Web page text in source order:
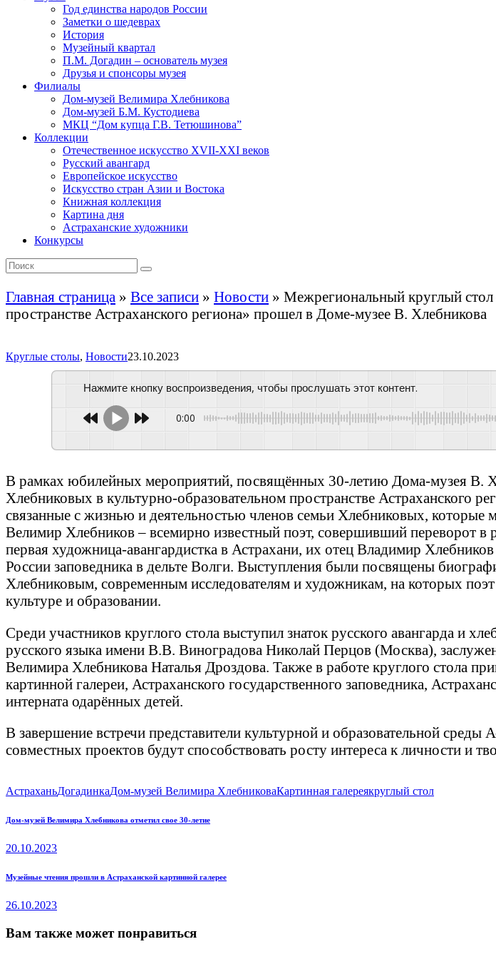
Год единства народов России
Заметки о шедеврах
История
Музейный квартал
П.М. Догадин – основатель музея
Друзья и спонсоры музея
Филиалы
Дом-музей Велимира Хлебникова
Дом-музей Б.М. Кустодиева
МКЦ “Дом купца Г.В. Тетюшинова”
Коллекции
Отечественное искусство XVII-XXI веков
Русский авангард
Европейское искусство
Искусство стран Азии и Востока
Книжная коллекция
Картина дня
Астраханские художники
Конкурсы
Главная страница » Все записи » Новости » Межрегиональный круглый стол
пространстве Астраханского региона» прошел в Доме-музее В. Хлебникова
Круглые столы, Новости23.10.2023
Нажмите кнопку воспроизведения, чтобы прослушать этот контент.
0:00
В рамках юбилейных мероприятий, посвящённых 30-летию Дома-музея В.
Хлебниковых в культурно-образовательном пространстве Астраханского
связанные с жизнью и деятельностью членов семьи Хлебниковых, которые
Велимир Хлебников – всемирно известный поэт, совершивший переворот в
первая художница-авангардистка в Астрахани, их отец Владимир
России заповедника в дельте Волги. Выступления были посвящены
Хлебниковым, современным исследователям и художникам, на которых
культуре и образовании.
Среди участников круглого стола выступил знаток русского авангарда и
русского языка имени В.В. Виноградова Николай Перцов (Москва),
Велимира Хлебникова Наталья Дроздова. Также в работе круглого стола
картинной галереи, Астраханского государственного заповедника,
интерната одарённых детей.
В завершение встречи представители культурной и образовательной
совместных проектов будут способствовать росту интереса к личности и
АстраханьДогадинкаДом-музей Велимира ХлебниковаКартинная галереякруглый стол
Навигация
по
Previous
Дом-музей Велимира Хлебникова отметил свое 30-летие
20.10.2023
Next
Музейные чтения прошли в Астраханской картинной галерее
26.10.2023
Вам также может понравиться